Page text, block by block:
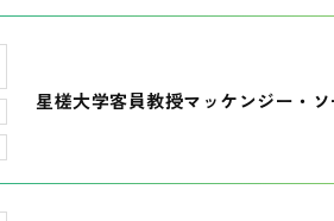
星槎大学客員教授マッケンジー・